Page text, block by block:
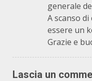
generale
A scanso
essere un
Grazie e
Lascia un